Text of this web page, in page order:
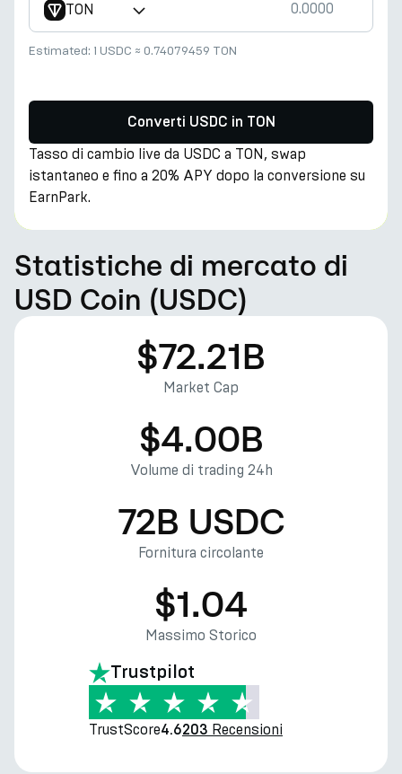
TON
Estimated: 1 USDC ≈ 0.74079459 TON
Converti USDC in TON
Tasso di cambio live da USDC a TON, swap
istantaneo e fino a 20% APY dopo la conversione su
EarnPark.
Statistiche di mercato di
USD Coin (USDC)
$72.21B
Market Cap
$4.00B
Volume di trading 24h
72B USDC
Fornitura circolante
$1.04
Massimo Storico
Trustpilot
TrustScore4.6203 Recensioni